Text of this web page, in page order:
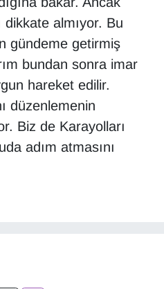
dikkate almıyor. Bu
gündeme getirmiş
bundan sonra imar
hareket edilir.
düzenlemenin
Biz de Karayolları
adım atmasını